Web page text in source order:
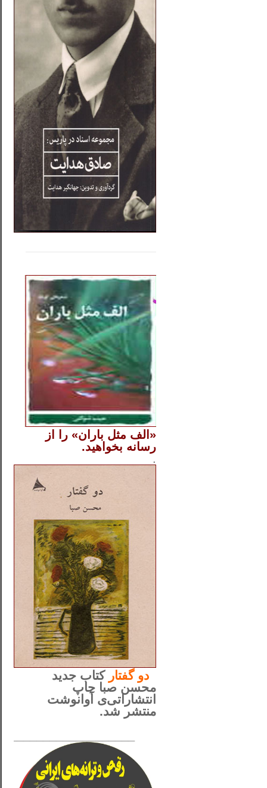
«الف مثل باران» را از
رسانه بخواهید.
.
دوگفتار کتاب جدید
محسن صبا چاپ
انتشاراتی‌ی آوانوشت
منتشر شد.